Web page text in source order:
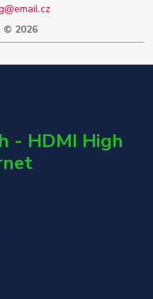
© 2026
- HDMI High